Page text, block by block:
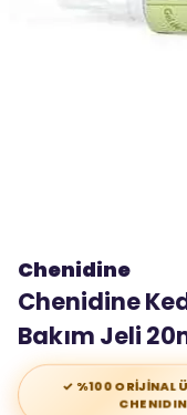
Chenidine
Chenidine
Bakım Jeli
✓ %100 ORİJİNAL